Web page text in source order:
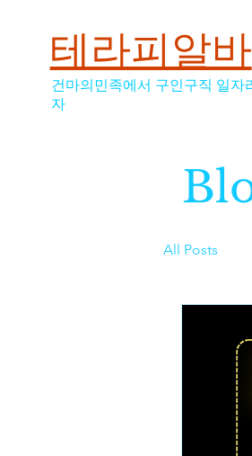
테라피알바
건마의민족에서 구인구직 일자
자
All Posts
역삼동